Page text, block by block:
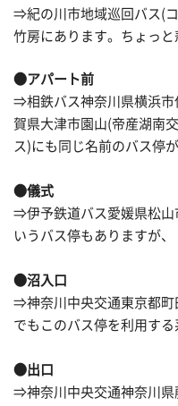
⇒紀の川市地域巡回バス(
竹房にあります。ちょっと
●アパート前
⇒相鉄バス神奈川県横浜市
賀県大津市園山(帝産湖南
ス)にも同じ名前のバス停
●儀式
⇒伊予鉄道バス愛媛県松山
いうバス停もありますが、
●沼入口
⇒神奈川中央交通東京都町
でもこのバス停を利用する
●出口
⇒神奈川中央交通神奈川県